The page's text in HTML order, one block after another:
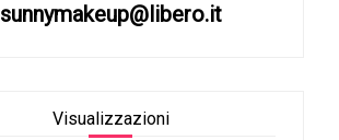
sunnymakeup@libero.it
Visualizzazioni